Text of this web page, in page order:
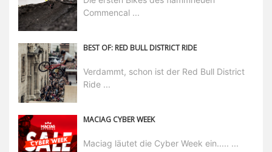
Commencal ...
BEST OF: RED BULL DISTRICT RIDE
Verdammt, schon ist der Red Bull District
Ride ...
MACIAG CYBER WEEK
Maciag läutet die Cyber Week ein..... ...